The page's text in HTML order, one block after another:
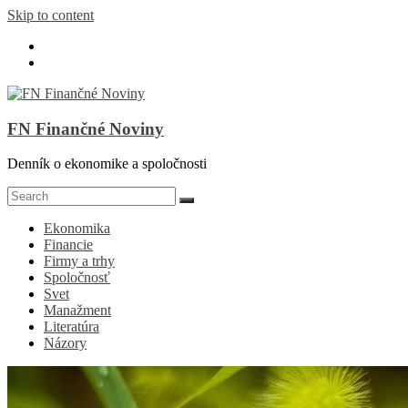
Skip to content
FN Finančné Noviny
Denník o ekonomike a spoločnosti
Ekonomika
Financie
Firmy a trhy
Spoločnosť
Svet
Manažment
Literatúra
Názory